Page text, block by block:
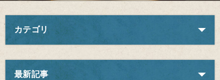
カテゴリ
最新記事